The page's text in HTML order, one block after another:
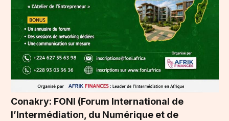
Conakry: FONI (Forum International de
l’Intermédiation, du Numérique et de